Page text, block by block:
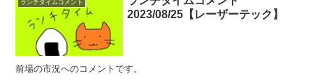
ランチタイムコメント
2023/08/25【レーザーテック】
前場の市況へのコメントです。